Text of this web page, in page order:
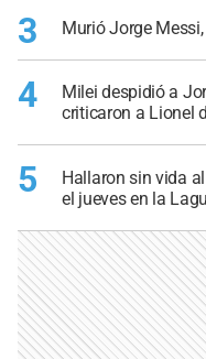
3 Murió Jorge
4
Milei despidió a
criticaron a Lionel
5
Hallaron sin vida
el jueves en la